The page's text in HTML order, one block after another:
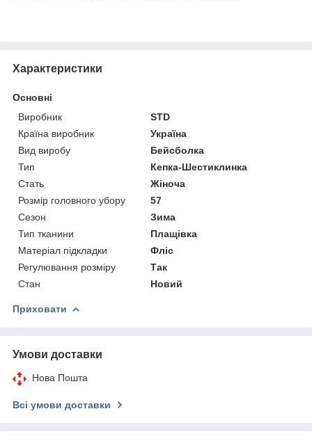
Характеристики
Основні
Виробник
STD
Країна виробник
Україна
Вид виробу
Бейсболка
Тип
Кепка-Шестиклинка
Стать
Жіноча
Розмір головного убору
57
Сезон
Зима
Тип тканини
Плащівка
Матеріал підкладки
Фліс
Регулювання розміру
Так
Стан
Новий
Приховати
Умови доставки
Нова Пошта
Всі умови доставки